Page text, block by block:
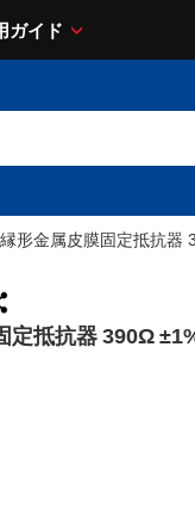
ガイド
形金属皮膜固定抵抗器
定抵抗器 390Ω